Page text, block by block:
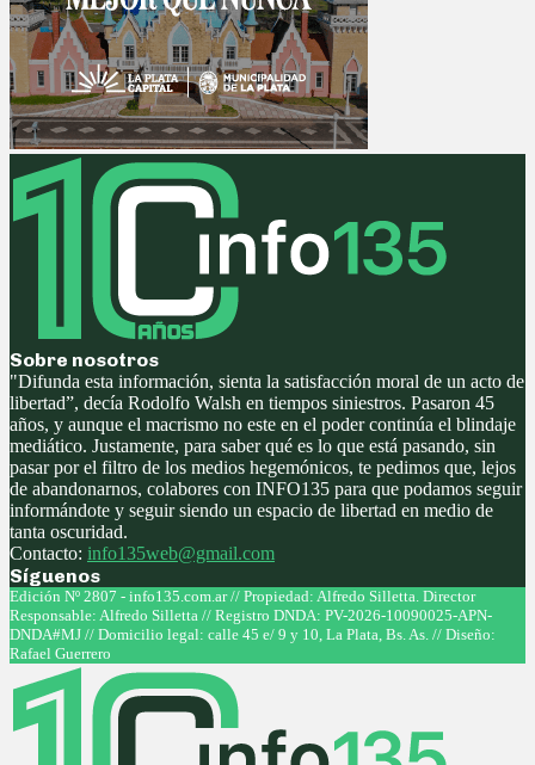
Sobre nosotros
"Difunda esta información, sienta la satisfacción moral de un acto de
libertad”, decía Rodolfo Walsh en tiempos siniestros. Pasaron 45
años, y aunque el macrismo no este en el poder continúa el blindaje
mediático. Justamente, para saber qué es lo que está pasando, sin
pasar por el filtro de los medios hegemónicos, te pedimos que, lejos
de abandonarnos, colabores con INFO135 para que podamos seguir
informándote y seguir siendo un espacio de libertad en medio de
tanta oscuridad.
Contacto: info135web@gmail.com
Síguenos
Facebook
Twitter
Instagram
Youtube
Edición Nº 2807 - info135.com.ar // Propiedad: Alfredo Silletta. Director
Responsable: Alfredo Silletta // Registro DNDA: PV-2026-10090025-APN-
DNDA#MJ // Domicilio legal: calle 45 e/ 9 y 10, La Plata, Bs. As. // Diseño:
Rafael Guerrero